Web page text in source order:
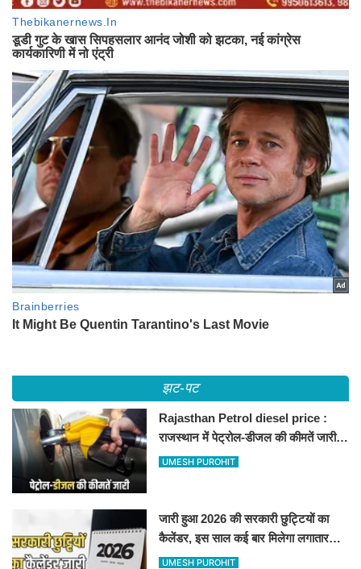
झट-पट
Rajasthan Petrol diesel price :
राजस्थान में पेट्रोल-डीजल की कीमतें जारी,
जानिए बीकानेर समेत पुरे प्रदेश में नए रेट
UMESH PUROHIT
जारी हुआ 2026 की सरकारी छुट्टियों का
कैलेंडर, इस साल कई बार मिलेगा लगातार
अवकाश, देखें
UMESH PUROHIT